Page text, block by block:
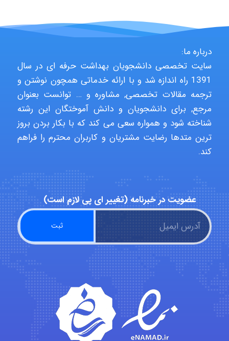
Jafar Tym
aghajari vahid
Poubakhtiari
hosein abdolvand
Kati
emami
ehtesham
درباره ما:
سایت تخصصی دانشجویان بهداشت حرفه ای در سال
1391 راه اندازه شد و با ارائه خدماتی همچون نوشتن و
ترجمه مقالات تخصصی, مشاوره و … توانست بعنوان
مرجع, برای دانشجویان و دانش آموختگان این رشته
شناخته شود و همواره سعی می کند که با بکار بردن بروز
ترین متدها رضایت مشتریان و کاربران محترم را فراهم
کند.
عضویت در خبرنامه (تغییر ای پی لازم است)